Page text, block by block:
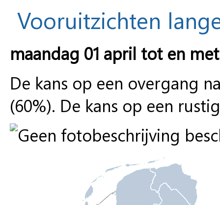
Vooruitzichten
maandag 01 april tot en
De kans op een overgang
(60%). De kans op een